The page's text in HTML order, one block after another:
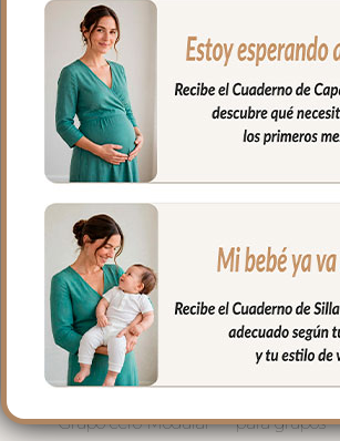
– Ojales en respaldo y culete para la
salida de arneses.
– Traseras ajustadas con goma en la
parte superior y en la inferior para que
quede bien sujeta.
– Respaldo de rejilla 3D para una buena
ventilación
– Microfibra hueca transpirable y ligera
-Cremalleras laterales al tono. Puedes
quitar la tapa y te queda la funda.
**Dos modelos disponibles:
– Grupo cero tipos Maxicosi — para
grupos cero fijos tipo maxicosi
– Grupo cero Modular — para grupos